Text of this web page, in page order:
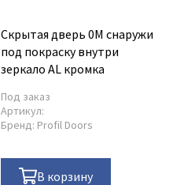
Скрытая дверь 0M снаружи
под покраску внутри
зеркало AL кромка
Под заказ
Артикул:
Бренд: Profil Doors
В корзину